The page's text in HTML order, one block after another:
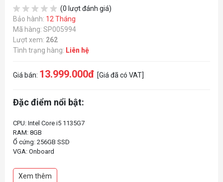
(0 lượt đánh giá)
Bảo hành: 12 Tháng
Mã hàng: SP005994
Lượt xem: 262
Tình trạng hàng: Liên hệ
Giá bán: 13.999.000đ [Giá đã có VAT]
Đặc điểm nổi bật:
CPU: Intel Core i5 1135G7
RAM: 8GB
Ổ cứng: 256GB SSD
VGA: Onboard
HĐH: Win 10
Xem thêm